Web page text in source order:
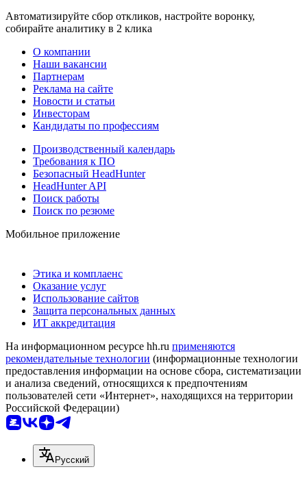
Автоматизируйте сбор откликов, настройте воронку,
собирайте аналитику в 2 клика
О компании
Наши вакансии
Партнерам
Реклама на сайте
Новости и статьи
Инвесторам
Кандидаты по профессиям
Производственный календарь
Требования к ПО
Безопасный HeadHunter
HeadHunter API
Поиск работы
Поиск по резюме
Мобильное приложение
Этика и комплаенс
Оказание услуг
Использование сайтов
Защита персональных данных
ИТ аккредитация
На информационном ресурсе hh.ru применяются
рекомендательные технологии (информационные технологии
предоставления информации на основе сбора, систематизации
и анализа сведений, относящихся к предпочтениям
пользователей сети «Интернет», находящихся на территории
Российской Федерации)
Русский